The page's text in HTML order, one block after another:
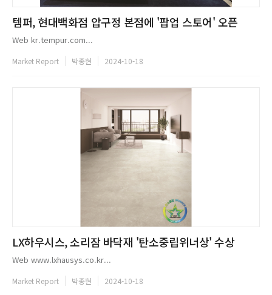
템퍼, 현대백화점 압구정 본점에 '팝업 스토어' 오픈
Web kr.tempur.com...
Market Report 박종현 2024-10-18
LX하우시스, 소리잠 바닥재 '탄소중립위너상' 수상
Web www.lxhausys.co.kr...
Market Report 박종현 2024-10-18